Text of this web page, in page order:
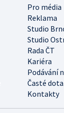
Pro média
Reklama
Studio
Studio
Rada ČT
Kariéra
Podávání
Časté
Kontakty